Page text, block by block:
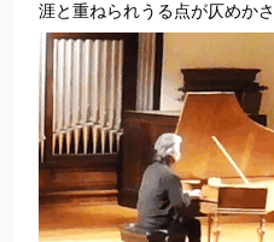
涯と重ねられうる点が仄めかさ